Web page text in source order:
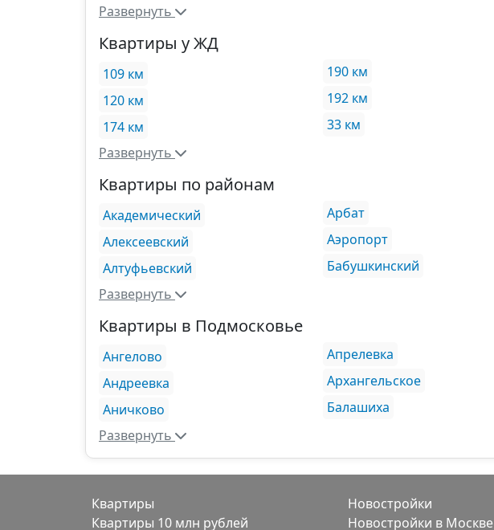
Развернуть
Квартиры у ЖД
109 км
120 км
174 км
190 км
192 км
33 км
Развернуть
Квартиры по районам
Академический
Алексеевский
Алтуфьевский
Арбат
Аэропорт
Бабушкинский
Развернуть
Квартиры в Подмосковье
Ангелово
Андреевка
Аничково
Апрелевка
Архангельское
Балашиха
Развернуть
Квартиры
Квартиры 10 млн рублей
Новостройки
Новостройки в Москве